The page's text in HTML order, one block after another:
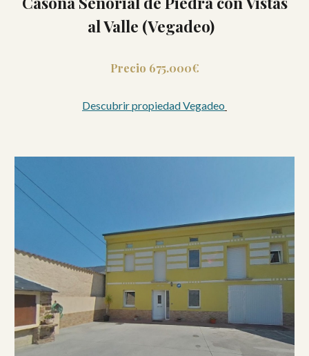
al Valle (Vegadeo)
Precio 675.000€
Descubrir propiedad Vegadeo